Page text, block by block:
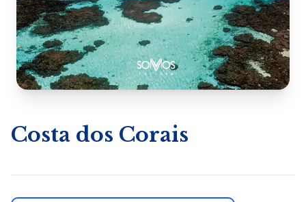
Costa dos Corais